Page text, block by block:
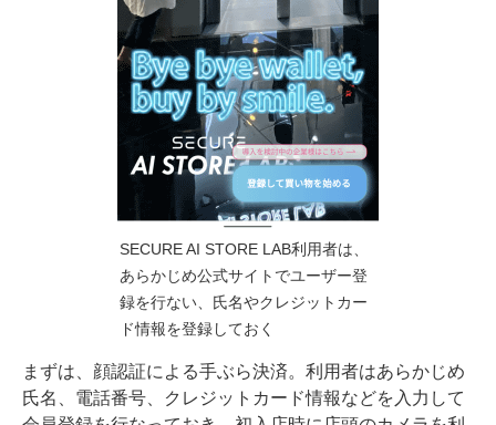
SECURE AI STORE LAB利用者は、
あらかじめ公式サイト でユーザー登
録を行ない、氏名やクレジットカー
ド情報を登録しておく
まずは、顔認証による手ぶら決済。利用者はあらかじめ
氏名、電話番号、クレジットカード情報などを入力して